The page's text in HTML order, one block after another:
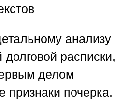
анализу
расписки,
делом
признаки почерка.